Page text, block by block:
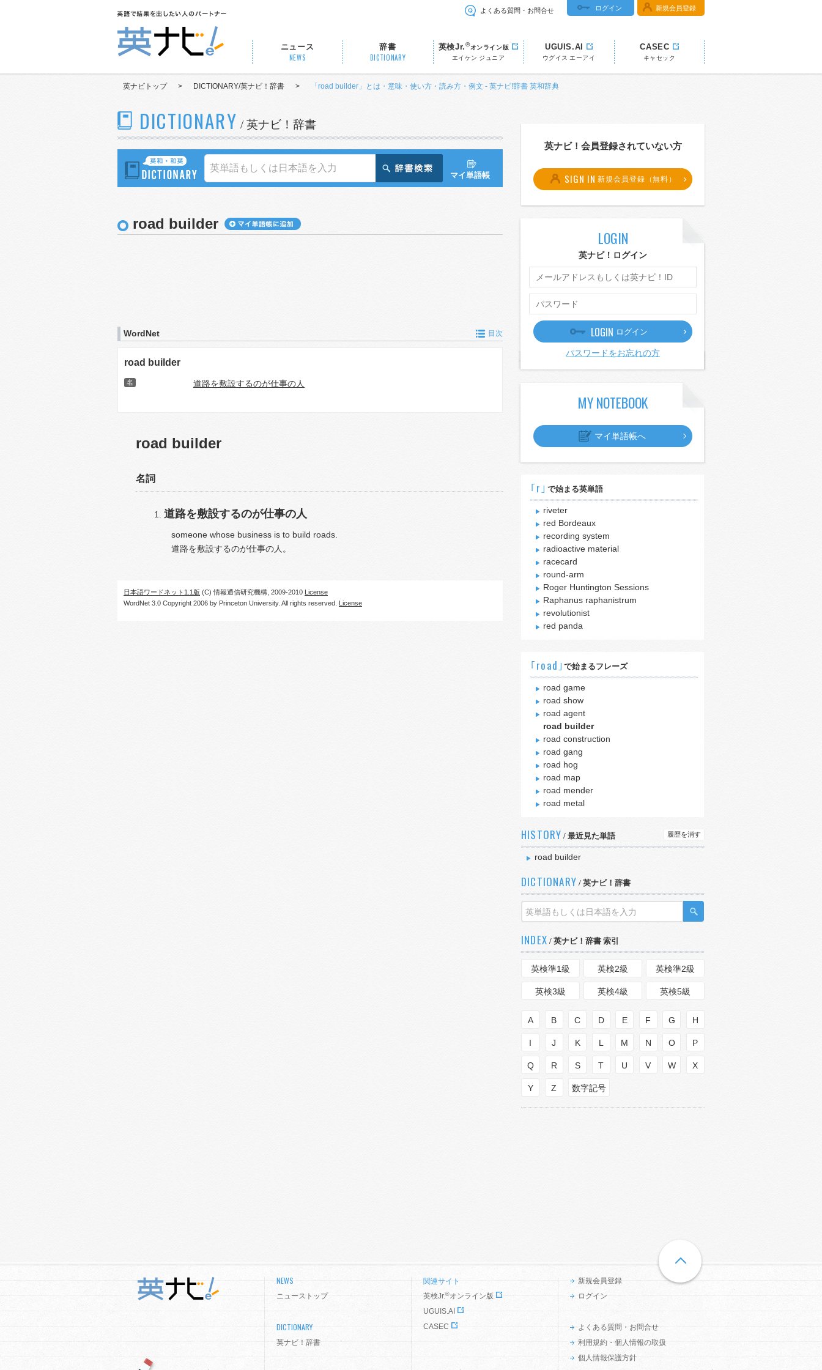
よくある質問・お問合せ ログイン 新規会員登録
ニュース
NEWS
辞書
DICTIONARY
英検Jr.®オンライン版
エイケン ジュニア
UGUIS.AI
ウグイス エーアイ
CASEC
キャセック
英ナビトップ > DICTIONARY/英ナビ！辞書 > 「road builder」とは・意味・使い方・読み方・例文 - 英ナビ!辞書 英和辞典
DICTIONARY / 英ナビ！辞書
マイ単語帳
road builder
WordNet 目次
road builder
名 道路を敷設するのが仕事の人
road builder
名詞
道路を敷設するのが仕事の人
someone whose business is to build roads.
道路を敷設するのが仕事の人。
日本語ワードネット1.1版 (C) 情報通信研究機構, 2009-2010 License
WordNet 3.0 Copyright 2006 by Princeton University. All rights reserved. License
英ナビ！会員登録されていない方
SIGN IN 新規会員登録（無料）
LOGIN
英ナビ！ログイン
LOGIN ログイン
パスワードをお忘れの方
MY NOTEBOOK
マイ単語帳へ
｢r｣ で始まる英単語
riveter
red Bordeaux
recording system
radioactive material
racecard
round-arm
Roger Huntington Sessions
Raphanus raphanistrum
revolutionist
red panda
｢road｣で始まるフレーズ
road game
road show
road agent
road builder
road construction
road gang
road hog
road map
road mender
road metal
HISTORY / 最近見た単語 履歴を消す
road builder
DICTIONARY / 英ナビ！辞書
INDEX / 英ナビ！辞書 索引
英検準1級 英検2級 英検準2級
英検3級 英検4級 英検5級
A B C D E F G H
I J K L M N O P
Q R S T U V W X
Y Z 数字記号
NEWS
ニューストップ
DICTIONARY
英ナビ！辞書
関連サイト
英検Jr.®オンライン版
UGUIS.AI
CASEC
新規会員登録
ログイン
よくある質問・お問合せ
利用規約・個人情報の取扱
個人情報保護方針